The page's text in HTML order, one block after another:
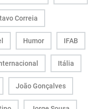
Correia
Humor IFAB
Itália
João Gonçalves